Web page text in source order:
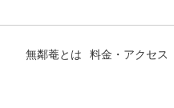
無鄰菴とは 料金・アクセス